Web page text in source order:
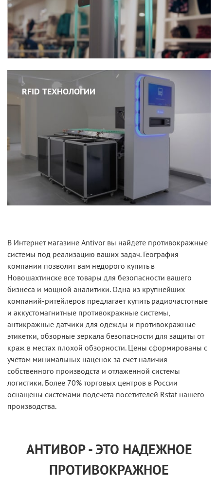
RFID ТЕХНОЛОГИИ
В Интернет магазине Antivor вы найдете противокражные
системы под реализацию ваших задач. География
компании позволит вам недорого купить в
Новошахтинске все товары для безопасности вашего
бизнеса и мощной аналитики. Одна из крупнейших
компаний-ритейлеров предлагает купить радиочастотные
и аккустомагнитные противокражные системы,
антикражные датчики для одежды и противокражные
этикетки, обзорные зеркала безопасности для защиты от
краж в местах плохой обзорности. Цены сформированы с
учётом минимальных наценок за счет наличия
собственного производста и отлаженной системы
логистики. Более 70% торговых центров в России
оснащены системами подсчета посетителей Rstat нашего
производства.
АНТИВОР - ЭТО НАДЕЖНОЕ
ПРОТИВОКРАЖНОЕ